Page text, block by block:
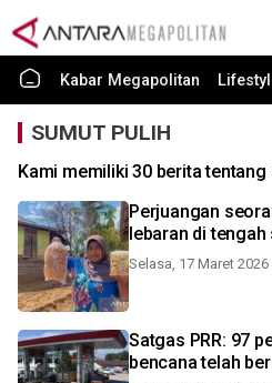
Kabar Megapolitan
SUMUT PULIH
Kami memiliki 30 berita tentang
Perjuangan
lebaran di
Selasa, 17 Maret 2026
Satgas PRR: 97
bencana telah